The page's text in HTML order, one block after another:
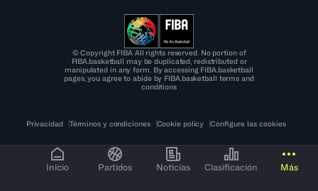
Inicio Partidos Noticias Clasificación Más
© Copyright FIBA All rights reserved. No portion of
FIBA.basketball may be duplicated, redistributed or
manipulated in any form. By accessing FIBA.basketball
pages, you agree to abide by FIBA.basketball terms and
conditions
Privacidad Términos y condiciones Cookie policy Configure las cookies